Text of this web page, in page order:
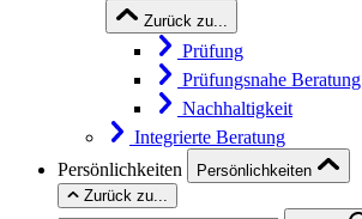
Zurück zu...
Prüfung
Prüfungsnahe Beratung
Nachhaltigkeit
Integrierte Beratung
Persönlichkeiten
Persönlichkeiten
Zurück zu...